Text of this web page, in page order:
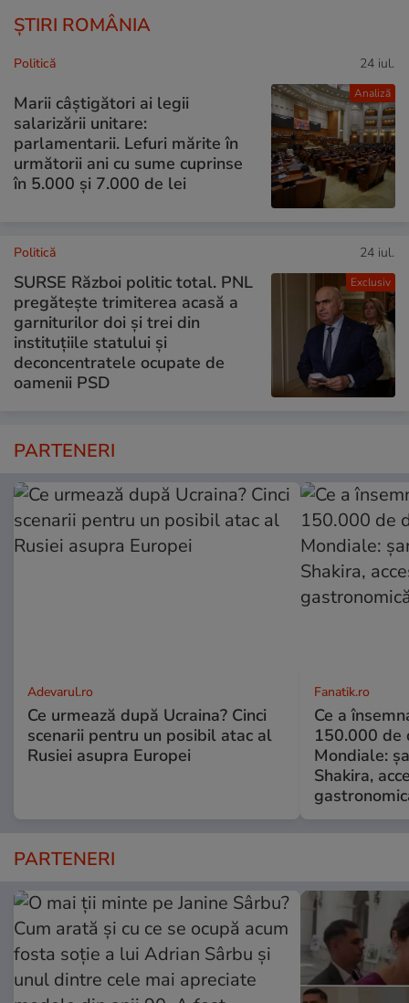
ȘTIRI ROMÂNIA
Analiză
Politică 24 iul.
Marii câștigători ai legii
salarizării unitare:
parlamentarii. Lefuri mărite în
următorii ani cu sume cuprinse
în 5.000 și 7.000 de lei
Exclusiv
Politică 24 iul.
SURSE Război politic total. PNL
pregătește trimiterea acasă a
garniturilor doi și trei din
instituțiile statului și
deconcentratele ocupate de
oamenii PSD
PARTENERI
Adevarul.ro
Ce urmează după Ucraina? Cinci
scenarii pentru un posibil atac al
Rusiei asupra Europei
Fanatik.ro
Ce a
150.000 de
Mondiale:
Shakira,
PARTENERI